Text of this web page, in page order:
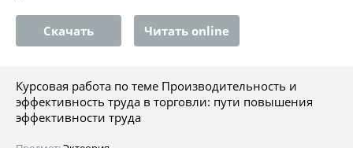
Скачать Читать online
Курсовая работа по теме Производительность и
эффективность труда в торговли: пути повышения
эффективности труда